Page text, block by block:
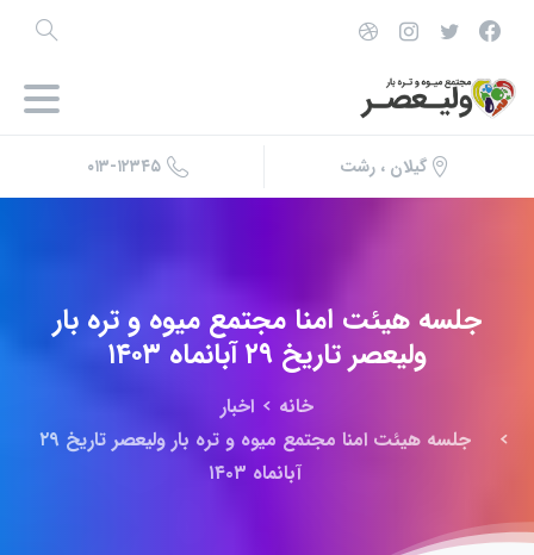
گیلان ، رشت ۰۱۳-۱۲۳۴۵
جلسه هیئت امنا مجتمع میوه و تره بار
ولیعصر تاریخ ۲۹آبانماه ۱۴۰۳
خانه
اخبار
جلسه هیئت امنا مجتمع میوه و تره بار ولیعصر تاریخ ۲۹
آبانماه ۱۴۰۳